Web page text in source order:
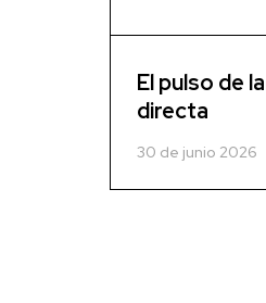
El pulso de
directa
30 de junio 2026